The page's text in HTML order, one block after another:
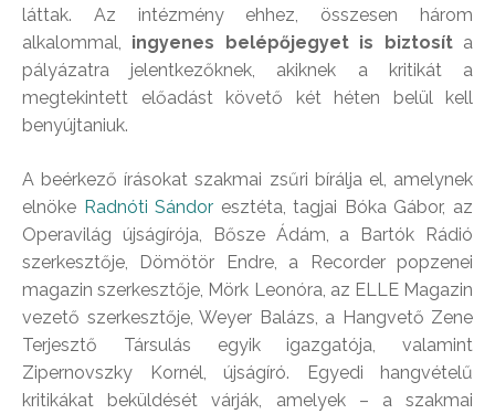
láttak. Az intézmény ehhez, összesen három
alkalommal, ingyenes belépőjegyet is biztosíta
pályázatra jelentkezőknek, akiknek a kritikát a
megtekintett előadást követő két héten belül kell
benyújtaniuk.
A beérkező írásokat szakmai zsűri bírálja el, amelynek
elnöke Radnóti Sándor esztéta, tagjai Bóka Gábor, az
Operavilág újságírója, Bősze Ádám, a Bartók Rádió
szerkesztője, Dömötör Endre, a Recorder popzenei
magazin szerkesztője, Mörk Leonóra, az ELLE Magazin
vezető szerkesztője, Weyer Balázs, a Hangvető Zene
Terjesztő Társulás egyik igazgatója, valamint
Zipernovszky Kornél, újságíró. Egyedi hangvételű
kritikákat beküldését várják, amelyek – a szakmai